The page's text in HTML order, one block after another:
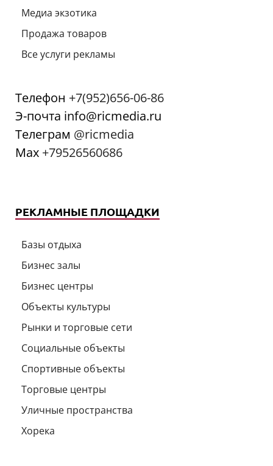
Медиа экзотика
Продажа товаров
Все услуги рекламы
Телефон +7(952)656-06-86
Э-почта info@ricmedia.ru
Телеграм @ricmedia
Мах +79526560686
РЕКЛАМНЫЕ ПЛОЩАДКИ
Базы отдыха
Бизнес залы
Бизнес центры
Объекты культуры
Рынки и торговые сети
Социальные объекты
Спортивные объекты
Торговые центры
Уличные пространства
Хорека